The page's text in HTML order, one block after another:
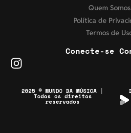
Quem Somos
Política de
Termos de
Conecte-se
2025 © MUNDO DA MÚSICA |
Todos os direitos
reservados